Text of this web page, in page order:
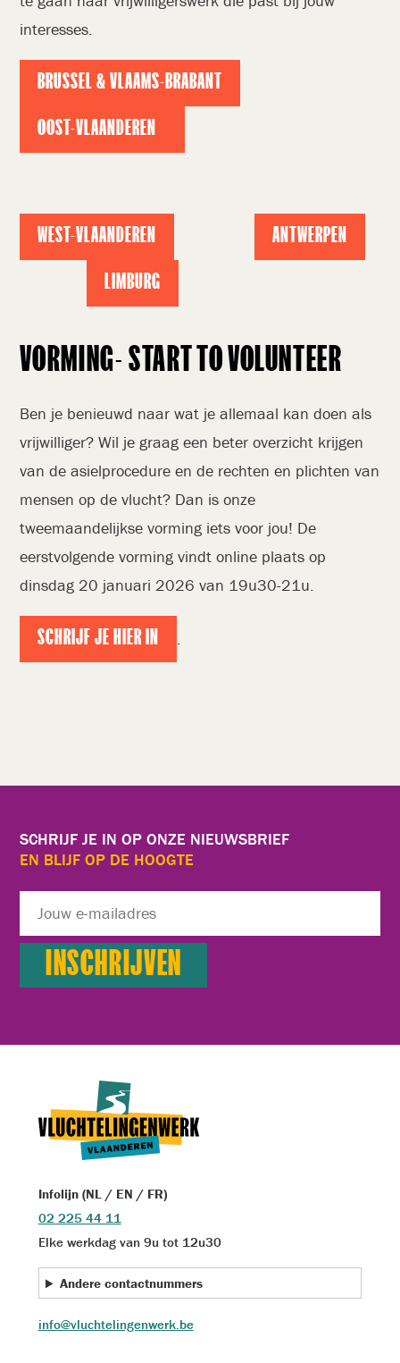
interesses.
BRUSSEL & VLAAMS-BRABANT
OOST-VLAANDEREN
WEST-VLAANDEREN ANTWERPEN
LIMBURG
VORMING- START TO VOLUNTEER
Ben je benieuwd naar wat je allemaal kan doen als
vrijwilliger? Wil je graag een beter overzicht krijgen
van de asielprocedure en de rechten en plichten van
mensen op de vlucht? Dan is onze
tweemaandelijkse vorming iets voor jou! De
eerstvolgende vorming vindt online plaats op
dinsdag 20 januari 2026 van 19u30-21u.
SCHRIJF JE HIER IN .
SCHRIJF JE IN OP ONZE NIEUWSBRIEF
EN BLIJF OP DE HOOGTE
Infolijn (NL / EN / FR)
02 225 44 11
Elke werkdag van 9u tot 12u30
Andere contactnummers
info@vluchtelingenwerk.be